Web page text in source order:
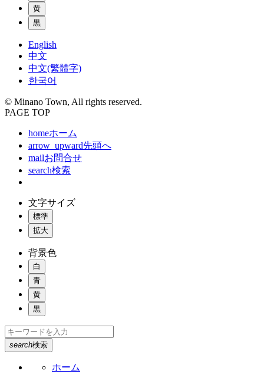
黄
黒
English
中文
中文(繁體字)
한국어
© Minano Town, All rights reserved.
PAGE TOP
homeホーム
arrow_upward先頭へ
mailお問合せ
search検索
文字サイズ
標準
拡大
背景色
白
青
黄
黒
search検索
ホーム